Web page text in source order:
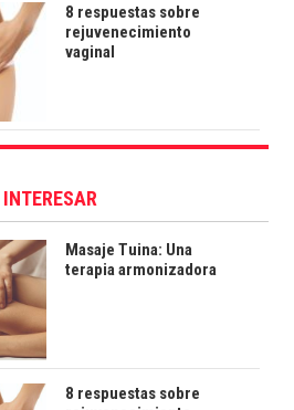
8 respuestas sobre
rejuvenecimiento
vaginal
Masaje Tuina: Una
terapia armonizadora
8 respuestas sobre